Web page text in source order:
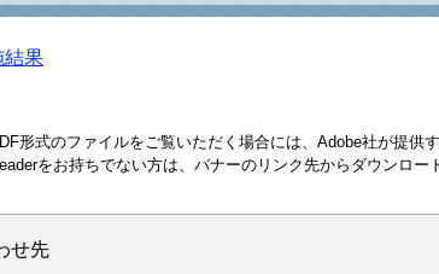
結果
形式のファイルをご覧いただく場合には、Adobe社が提供
をお持ちでない方は、バナーのリンク先からダウンロー
せ先